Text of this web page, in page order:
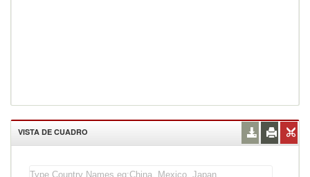
VISTA DE CUADRO